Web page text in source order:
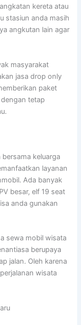
kereta atau
stasiun anda masih
angkutan lain agar
masyarakat
jasa drop only
paket
tetap
keluarga
layanan
Ada banyak
besar, elf 19 seat
anda gunakan
sewa mobil wisata
berupaya
jalan. Oleh karena
wisata